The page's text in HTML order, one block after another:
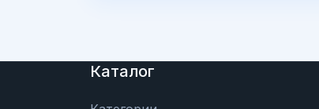
Каталог